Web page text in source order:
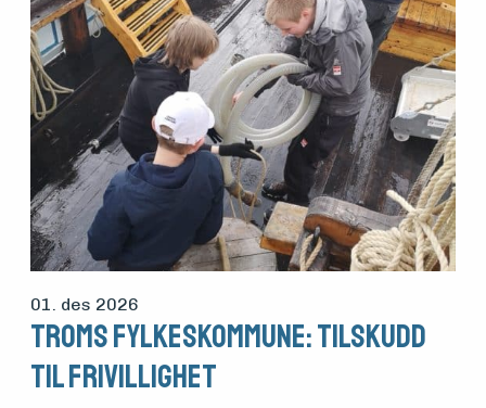
01. des 2026
Troms fylkeskommune: Tilskudd
til frivillighet